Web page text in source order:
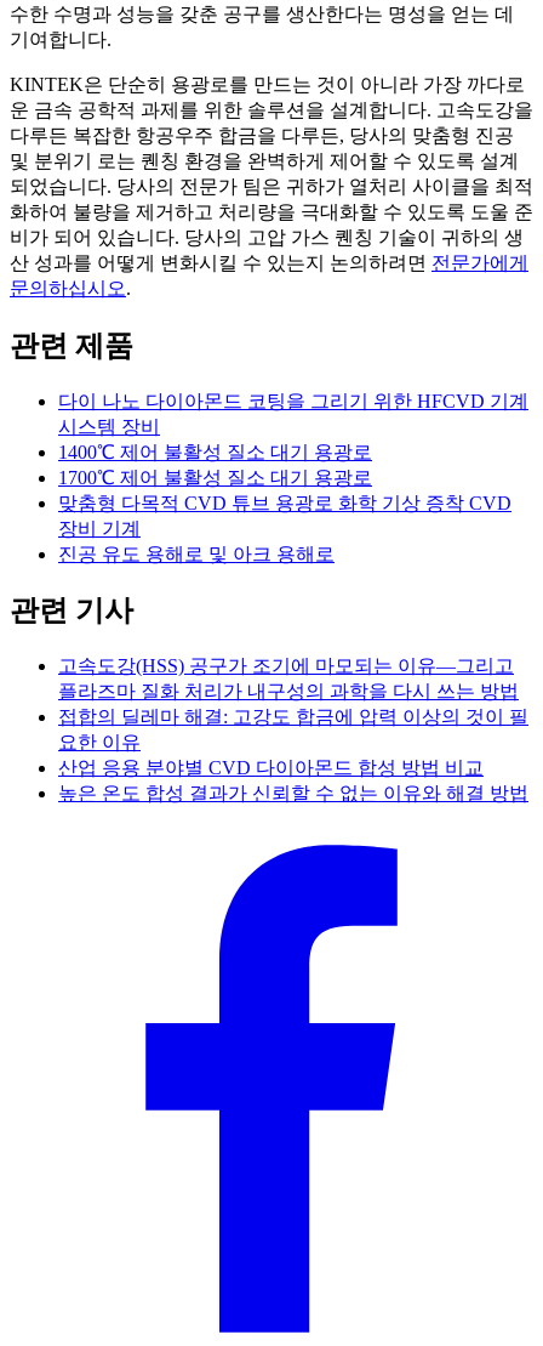
수한 수명과 성능을 갖춘 공구를 생산한다는 명성을 얻는 데
기여합니다.
KINTEK은 단순히 용광로를 만드는 것이 아니라 가장 까다로
운 금속 공학적 과제를 위한 솔루션을 설계합니다. 고속도강을
다루든 복잡한 항공우주 합금을 다루든, 당사의 맞춤형 진공
및 분위기 로는 퀜칭 환경을 완벽하게 제어할 수 있도록 설계
되었습니다. 당사의 전문가 팀은 귀하가 열처리 사이클을 최적
화하여 불량을 제거하고 처리량을 극대화할 수 있도록 도울 준
비가 되어 있습니다. 당사의 고압 가스 퀜칭 기술이 귀하의 생
산 성과를 어떻게 변화시킬 수 있는지 논의하려면 전문가에게
문의하십시오.
관련 제품
다이 나노 다이아몬드 코팅을 그리기 위한 HFCVD 기계
시스템 장비
1400℃ 제어 불활성 질소 대기 용광로
1700℃ 제어 불활성 질소 대기 용광로
맞춤형 다목적 CVD 튜브 용광로 화학 기상 증착 CVD
장비 기계
진공 유도 용해로 및 아크 용해로
관련 기사
고속도강(HSS) 공구가 조기에 마모되는 이유—그리고
플라즈마 질화 처리가 내구성의 과학을 다시 쓰는 방법
접합의 딜레마 해결: 고강도 합금에 압력 이상의 것이 필
요한 이유
산업 응용 분야별 CVD 다이아몬드 합성 방법 비교
높은 온도 합성 결과가 신뢰할 수 없는 이유와 해결 방법